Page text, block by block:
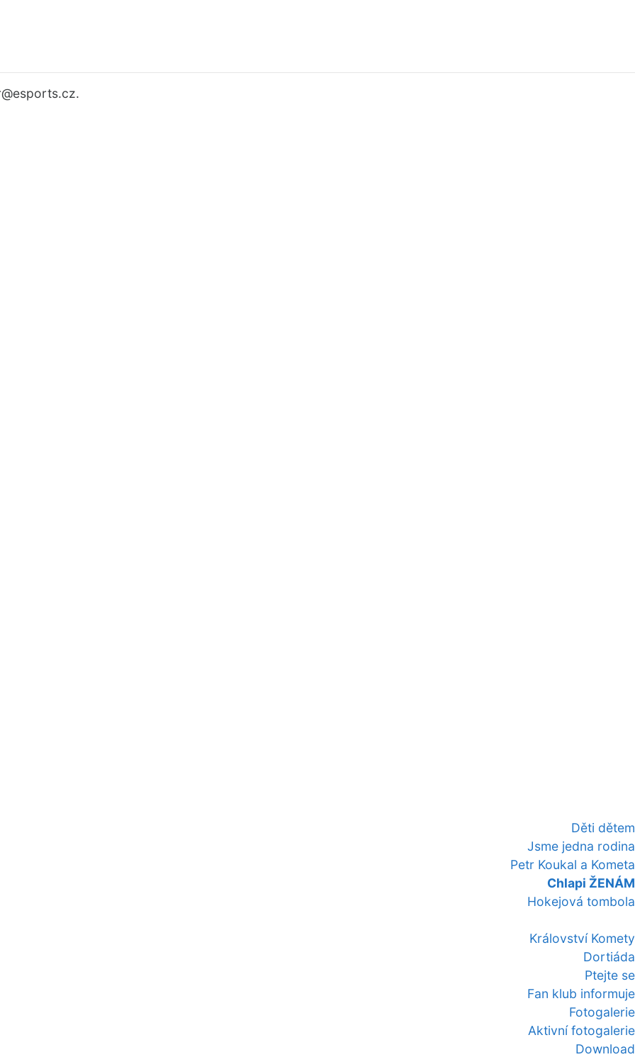
Děti dětem
Jsme jedna rodina
Petr Koukal a Kometa
Chlapi ŽENÁM
Hokejová tombola
Království Komety
Dortiáda
Ptejte se
Fan klub informuje
Fotogalerie
Aktivní fotogalerie
Download
@esports.cz.